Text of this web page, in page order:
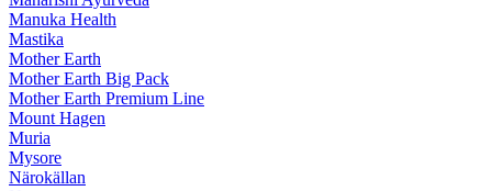
Manuka Health
Mastika
Mother Earth
Mother Earth Big Pack
Mother Earth Premium Line
Mount Hagen
Muria
Mysore
Närokällan